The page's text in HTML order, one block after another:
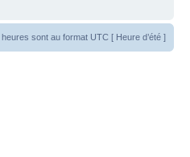
heures sont au format UTC [ Heure d’été ]